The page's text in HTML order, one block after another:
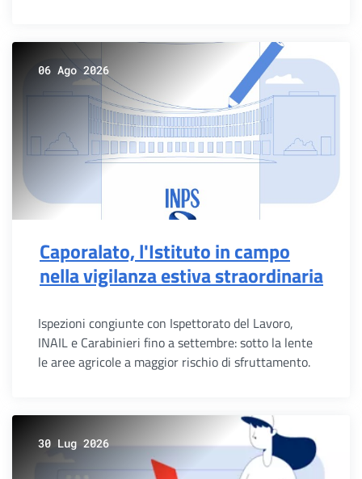
06 Ago 2026
Caporalato, l'Istituto in campo
nella vigilanza estiva straordinaria
Ispezioni congiunte con Ispettorato del Lavoro,
INAIL e Carabinieri fino a settembre: sotto la lente
le aree agricole a maggior rischio di sfruttamento.
30 Lug 2026